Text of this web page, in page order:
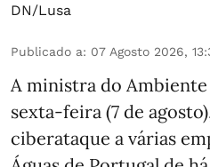
DN/Lusa
Publicado a: 07 Agosto 2026,
A ministra do
sexta-feira (7 de
ciberataque a várias